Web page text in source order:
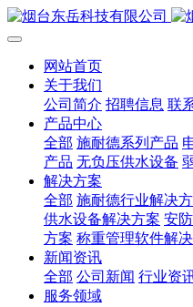
网站首页
关于我们
公司简介 招聘信息 联
产品中心
全部 施耐德系列产品
产品 无负压供水设备
解决方案
全部 施耐德行业解决
供水设备解决方案 安
方案 称重管理软件解
新闻资讯
全部 公司新闻 行业资
服务领域